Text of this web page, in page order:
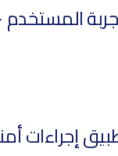
4- يتم